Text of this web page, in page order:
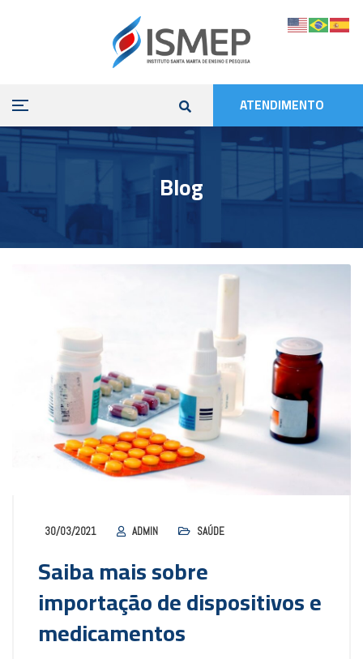
ATENDIMENTO
Blog
30/03/2021 ADMIN SAÚDE
Saiba mais sobre
importação de dispositivos e
medicamentos